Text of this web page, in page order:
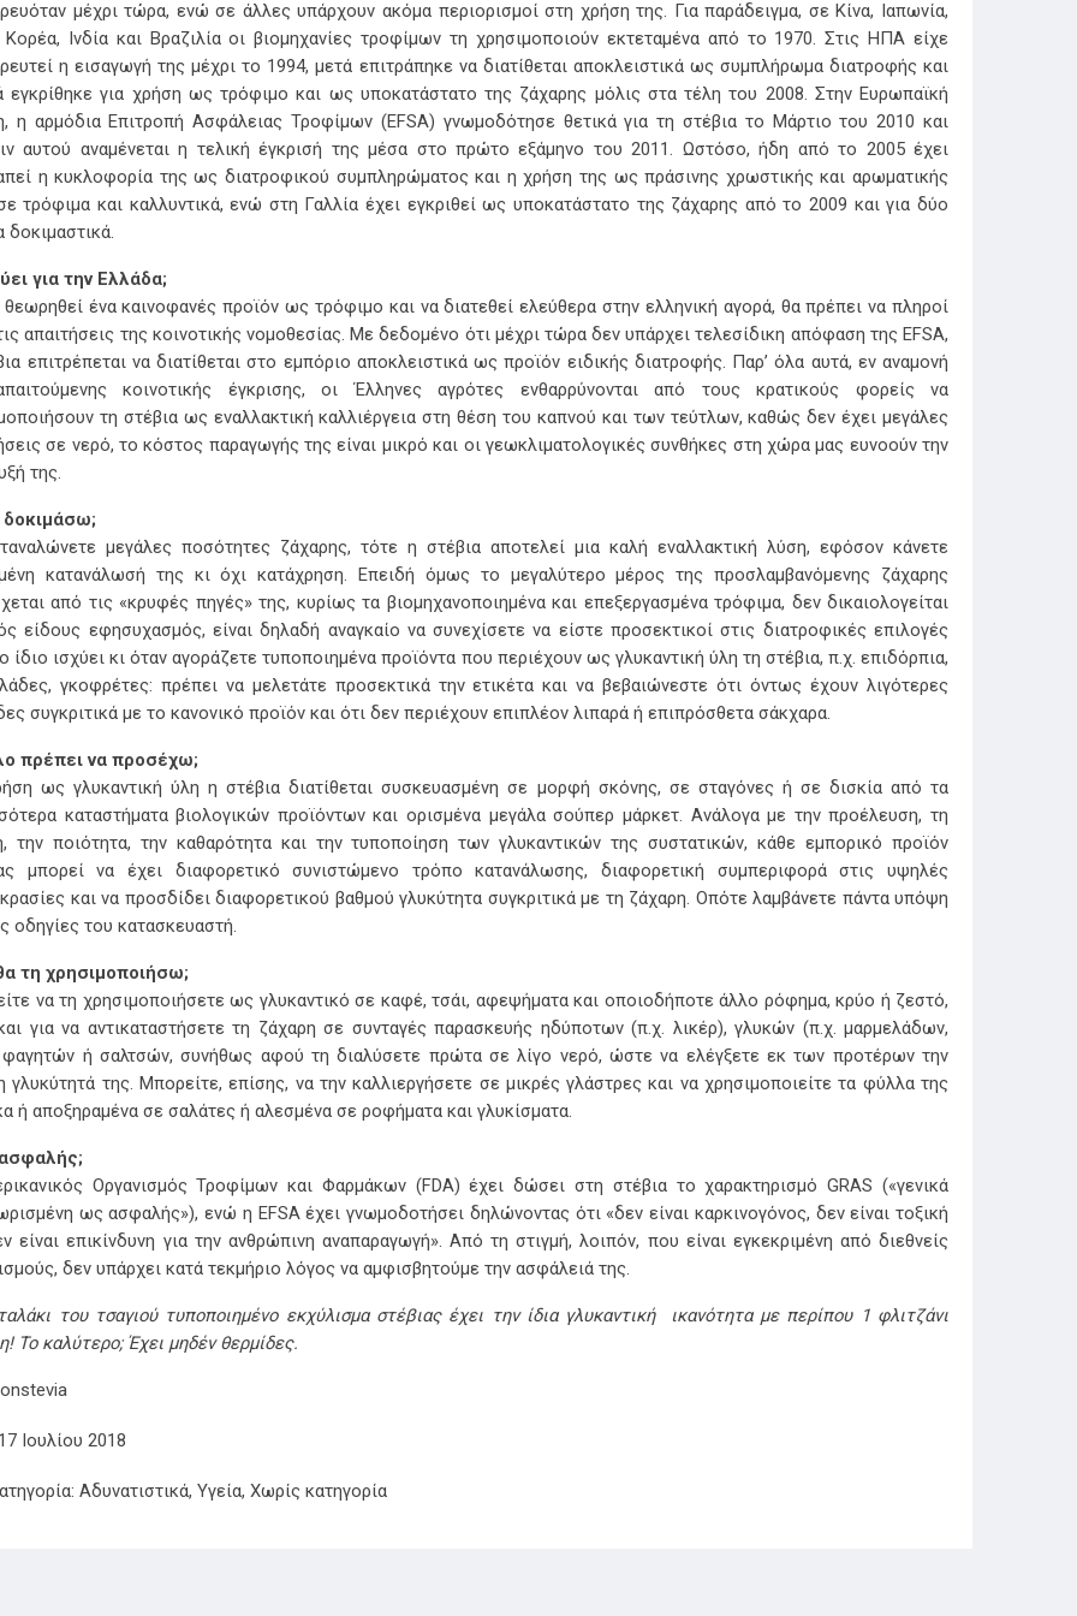
μέχρι τώρα, ενώ σε άλλες υπάρχουν ακόμα περιορισμοί στη χρήση της. Για παράδειγμα, σε Κίνα, Ιαπωνία,
Κορέα, Ινδία και Βραζιλία οι βιομηχανίες τροφίμων τη χρησιμοποιούν εκτεταμένα από το 1970. Στις ΗΠΑ είχε
η εισαγωγή της μέχρι το 1994, μετά επιτράπηκε να διατίθεται αποκλειστικά ως συμπλήρωμα διατροφής και
εγκρίθηκε για χρήση ως τρόφιμο και ως υποκατάστατο της ζάχαρης μόλις στα τέλη του 2008. Στην Ευρωπαϊκή
η αρμόδια Επιτροπή Ασφάλειας Τροφίμων (EFSA) γνωμοδότησε θετικά για τη στέβια το Μάρτιο του 2010 και
αυτού αναμένεται η τελική έγκρισή της μέσα στο πρώτο εξάμηνο του 2011. Ωστόσο, ήδη από το 2005 έχει
η κυκλοφορία της ως διατροφικού συμπληρώματος και η χρήση της ως πράσινης χρωστικής και αρωματικής
τρόφιμα και καλλυντικά, ενώ στη Γαλλία έχει εγκριθεί ως υποκατάστατο της ζάχαρης από το 2009 και για δύο
δοκιμαστικά.
για την Ελλάδα;
θεωρηθεί ένα καινοφανές προϊόν ως τρόφιμο και να διατεθεί ελεύθερα στην ελληνική αγορά, θα πρέπει να πληροί
απαιτήσεις της κοινοτικής νομοθεσίας. Με δεδομένο ότι μέχρι τώρα δεν υπάρχει τελεσίδικη απόφαση της EFSA,
επιτρέπεται να διατίθεται στο εμπόριο αποκλειστικά ως προϊόν ειδικής διατροφής. Παρ’ όλα αυτά, εν αναμονή
κοινοτικής έγκρισης, οι Έλληνες αγρότες ενθαρρύνονται από τους κρατικούς φορείς να
τη στέβια ως εναλλακτική καλλιέργεια στη θέση του καπνού και των τεύτλων, καθώς δεν έχει μεγάλες
σε νερό, το κόστος παραγωγής της είναι μικρό και οι γεωκλιματολογικές συνθήκες στη χώρα μας ευνοούν την
της.
μεγάλες ποσότητες ζάχαρης, τότε η στέβια αποτελεί μια καλή εναλλακτική λύση, εφόσον κάνετε
κατανάλωσή της κι όχι κατάχρηση. Επειδή όμως το μεγαλύτερο μέρος της προσλαμβανόμενης ζάχαρης
από τις «κρυφές πηγές» της, κυρίως τα βιομηχανοποιημένα και επεξεργασμένα τρόφιμα, δεν δικαιολογείται
είδους εφησυχασμός, είναι δηλαδή αναγκαίο να συνεχίσετε να είστε προσεκτικοί στις διατροφικές επιλογές
ίδιο ισχύει κι όταν αγοράζετε τυποποιημένα προϊόντα που περιέχουν ως γλυκαντική ύλη τη στέβια, π.χ. επιδόρπια,
γκοφρέτες: πρέπει να μελετάτε προσεκτικά την ετικέτα και να βεβαιώνεστε ότι όντως έχουν λιγότερες
συγκριτικά με το κανονικό προϊόν και ότι δεν περιέχουν επιπλέον λιπαρά ή επιπρόσθετα σάκχαρα.
πρέπει να προσέχω;
ως γλυκαντική ύλη η στέβια διατίθεται συσκευασμένη σε μορφή σκόνης, σε σταγόνες ή σε δισκία από τα
καταστήματα βιολογικών προϊόντων και ορισμένα μεγάλα σούπερ μάρκετ. Ανάλογα με την προέλευση, τη
την ποιότητα, την καθαρότητα και την τυποποίηση των γλυκαντικών της συστατικών, κάθε εμπορικό προϊόν
μπορεί να έχει διαφορετικό συνιστώμενο τρόπο κατανάλωσης, διαφορετική συμπεριφορά στις υψηλές
και να προσδίδει διαφορετικού βαθμού γλυκύτητα συγκριτικά με τη ζάχαρη. Οπότε λαμβάνετε πάντα υπόψη
οδηγίες του κατασκευαστή.
τη χρησιμοποιήσω;
να τη χρησιμοποιήσετε ως γλυκαντικό σε καφέ, τσάι, αφεψήματα και οποιοδήποτε άλλο ρόφημα, κρύο ή ζεστό,
για να αντικαταστήσετε τη ζάχαρη σε συνταγές παρασκευής ηδύποτων (π.χ. λικέρ), γλυκών (π.χ. μαρμελάδων,
φαγητών ή σαλτσών, συνήθως αφού τη διαλύσετε πρώτα σε λίγο νερό, ώστε να ελέγξετε εκ των προτέρων την
γλυκύτητά της. Μπορείτε, επίσης, να την καλλιεργήσετε σε μικρές γλάστρες και να χρησιμοποιείτε τα φύλλα της
ή αποξηραμένα σε σαλάτες ή αλεσμένα σε ροφήματα και γλυκίσματα.
ασφαλής;
Οργανισμός Τροφίμων και Φαρμάκων (FDA) έχει δώσει στη στέβια το χαρακτηρισμό GRAS («γενικά
ως ασφαλής»), ενώ η EFSA έχει γνωμοδοτήσει δηλώνοντας ότι «δεν είναι καρκινογόνος, δεν είναι τοξική
είναι επικίνδυνη για την ανθρώπινη αναπαραγωγή». Από τη στιγμή, λοιπόν, που είναι εγκεκριμένη από διεθνείς
δεν υπάρχει κατά τεκμήριο λόγος να αμφισβητούμε την ασφάλειά της.
του τσαγιού τυποποιημένο εκχύλισμα στέβιας έχει την ίδια γλυκαντική ικανότητα με περίπου 1 φλιτζάνι
Το καλύτερο; Έχει μηδέν θερμίδες.
onstevia
Ιουλίου 2018
Αδυνατιστικά,Υγεία,Χωρίς κατηγορία